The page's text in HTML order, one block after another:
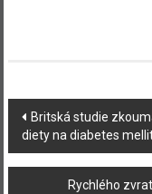
Navigace
příspěvku
Britská studie
diety na diabetes
Rychlého